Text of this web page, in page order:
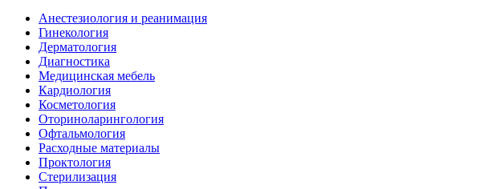
Анестезиология и реанимация
Гинекология
Дерматология
Диагностика
Медицинская мебель
Кардиология
Косметология
Оториноларингология
Офтальмология
Расходные материалы
Проктология
Стерилизация